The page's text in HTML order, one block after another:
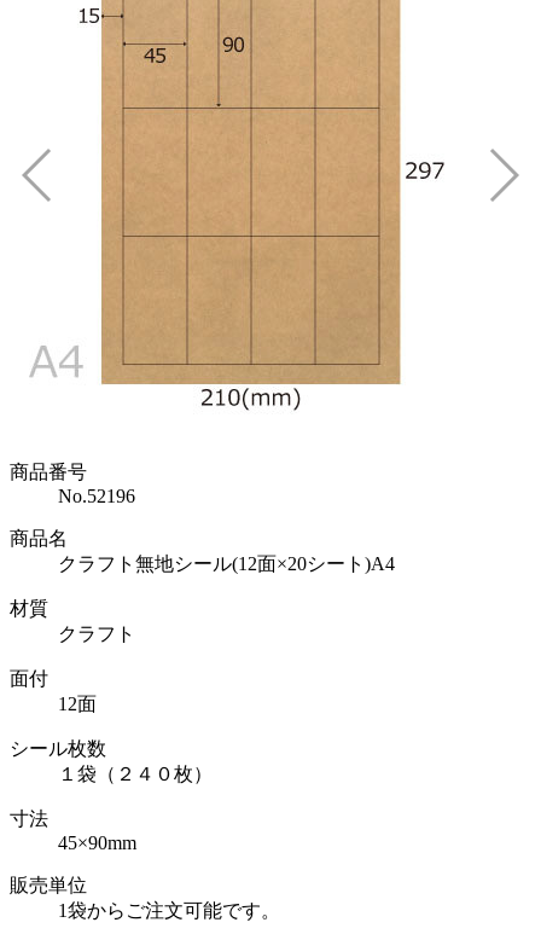
商品番号
No.52196
商品名
クラフト無地シール(12面×20シート)A4
材質
クラフト
面付
12面
シール枚数
１袋（２４０枚）
寸法
45×90mm
販売単位
1袋からご注文可能です。